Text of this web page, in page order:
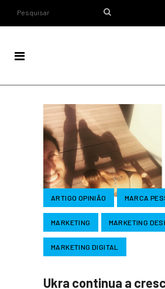
ARTIGO OPINIÃO MARCA
MARKETING MARKETING
MARKETING DIGITAL
Ukra continua a